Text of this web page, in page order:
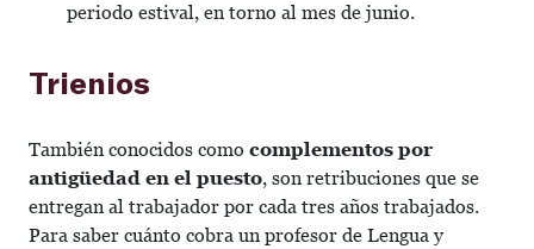
periodo estival, en torno al mes de junio.
Trienios
También conocidos como complementos por
antigüedad en el puesto, son retribuciones que se
entregan al trabajador por cada tres años trabajados.
Para saber cuánto cobra un profesor de Lengua y